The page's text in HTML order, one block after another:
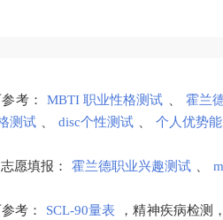
考： MBTI 职业性格测试 霍兰
测试 disc个性测试 个人优势
愿填报： 霍兰德职业兴趣测试
考： SCL-90量表 ，精神疾病检测